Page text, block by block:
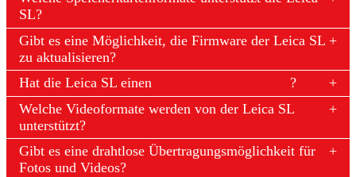
SL?
Gibt es eine Möglichkeit, die Firmware der Leica SL
zu aktualisieren?
Hat die Leica SL einen
?
Welche Videoformate werden von der Leica SL
unterstützt?
Gibt es eine drahtlose Übertragungsmöglichkeit für
Fotos und Videos?